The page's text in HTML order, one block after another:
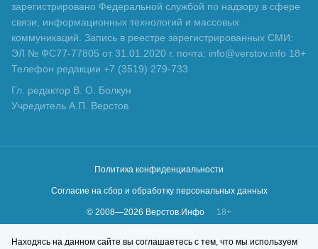
зарегистрировано Федеральной службой по надзору в сфере
связи, информационных технологий и массовых
коммуникаций. Запись в реестре зарегистрированных СМИ:
ЭЛ № ФС77-77805 от 31.01.2020 г. почта: info@verstov.info 18+
Телефон редакции +7 (3519) 279-733
Гл. редактор В. О. Болкун
Учредитель А.П. Верстов
Политика конфиденциальности
Согласие на сбор и обработку персональных данных
© 2008—2026 Верстов.Инфо
18+
Находясь на данном сайте вы соглашаетесь с тем, что мы используем